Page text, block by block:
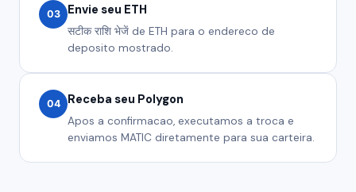
03 Envie seu ETH
सटीक राशि भेजें de ETH para o endereco de
deposito mostrado.
04 Receba seu Polygon
Apos a confirmacao, executamos a troca e
enviamos MATIC diretamente para sua carteira.